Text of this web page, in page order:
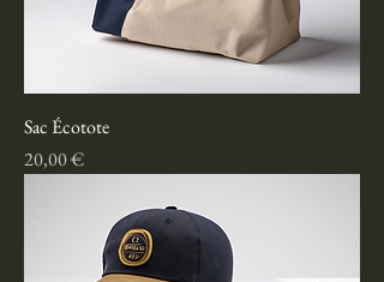
Sac Écotote
Prix
20,00 €